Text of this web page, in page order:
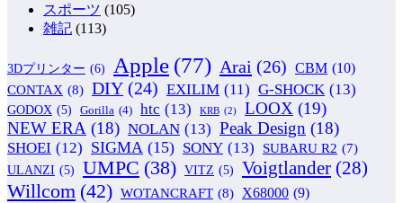
スポーツ (105)
雑記 (113)
3Dプリンター (6) Apple (77) Arai (26) CBM (10)
CONTAX (8) DIY (24) EXILIM (11) G-SHOCK (13)
GODOX (5) Gorilla (4) htc (13) KRB (2) LOOX (19)
NEW ERA (18) NOLAN (13) Peak Design (18)
SHOEI (12) SIGMA (15) SONY (13) SUBARU R2 (7)
ULANZI (5) UMPC (38) VITZ (5) Voigtlander (28)
Willcom (42) WOTANCRAFT (8) X68000 (9)